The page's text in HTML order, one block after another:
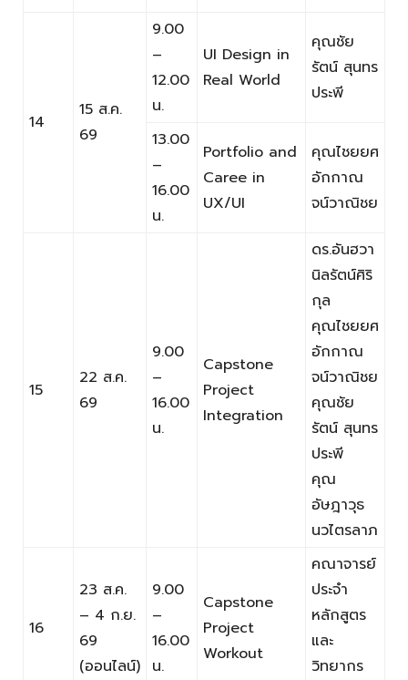
14
15 ส.ค.
69
9.00
–
12.00
น.
UI Design in
Real World
คุณชัย
รัตน์ สุนทร
ประพี
13.00
–
16.00
น.
Portfolio and
Caree in
UX/UI
คุณไชยยศ
อักกาณ
จน์วาณิชย
15
22 ส.ค.
69
9.00
–
16.00
น.
Capstone
Project
Integration
ดร.อันฮวา
นิลรัตน์ศิริ
กุล
คุณไชยยศ
อักกาณ
จน์วาณิชย
คุณชัย
รัตน์ สุนทร
ประพี
คุณ
อัษฎาวุธ
นวไตรลาภ
16
23 ส.ค.
– 4 ก.ย.
69
(ออนไลน์)
9.00
–
16.00
น.
Capstone
Project
Workout
คณาจารย์
ประจำ
หลักสูตร
และ
วิทยากร